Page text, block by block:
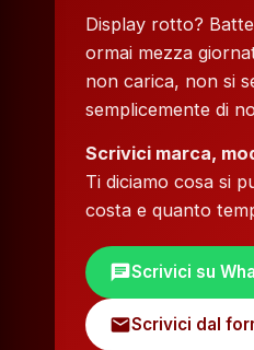
Display rotto?
ormai mezza
non carica, non si
semplicemente di
Scrivici marca,
Ti diciamo cosa si
costa e quanto
chatScrivici su
mailScrivici dal